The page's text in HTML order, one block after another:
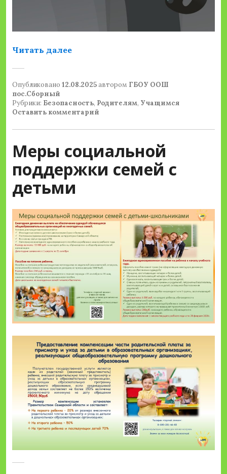
Читать далее«Как бороться с телефонными
Опубликовано 12.08.2025автором ГБОУ ООШ
пос.Сборный
Рубрики: Безопасность, Родителям, Учащимся
Оставить комментарий
Меры социальной
поддержки семей с
детьми